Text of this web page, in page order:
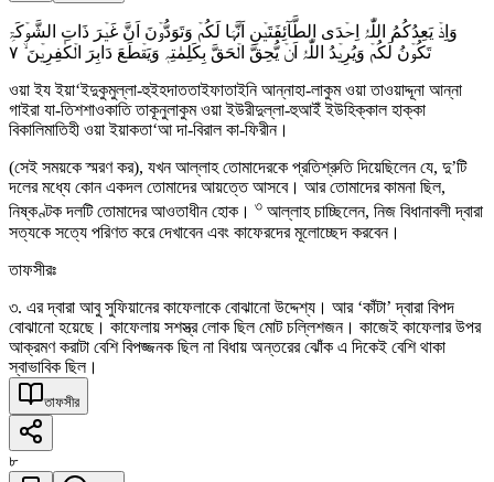
وَاِذۡ یَعِدُکُمُ اللّٰہُ اِحۡدَی الطَّآئِفَتَیۡنِ اَنَّہَا لَکُمۡ وَتَوَدُّوۡنَ اَنَّ غَیۡرَ ذَاتِ الشَّوۡکَۃِ
تَکُوۡنُ لَکُمۡ وَیُرِیۡدُ اللّٰہُ اَنۡ یُّحِقَّ الۡحَقَّ بِکَلِمٰتِہٖ وَیَقۡطَعَ دَابِرَ الۡکٰفِرِیۡنَ ۙ ٧
ওয়া ইয ইয়া‘ইদুকুমুল্লা-হুইহদাততাইফাতাইনি আন্নাহা-লাকুম ওয়া তাওয়াদ্দূনা আন্না
গাইরা যা-তিশশাওকাতি তাকূনুলাকুম ওয়া ইউরীদুল্লা-হুআইঁ ইউহিক্কাল হাক্কা
বিকালিমাতিহী ওয়া ইয়াকতা‘আ দা-বিরাল কা-ফিরীন।
(সেই সময়কে স্মরণ কর), যখন আল্লাহ তোমাদেরকে প্রতিশ্রুতি দিয়েছিলেন যে, দু’টি
দলের মধ্যে কোন একদল তোমাদের আয়ত্তে আসবে। আর তোমাদের কামনা ছিল,
নিষ্কণ্টক দলটি তোমাদের আওতাধীন হোক। ৩ আল্লাহ চাচ্ছিলেন, নিজ বিধানাবলী দ্বারা
সত্যকে সত্যে পরিণত করে দেখাবেন এবং কাফেরদের মূলোচ্ছেদ করবেন।
তাফসীরঃ
৩. এর দ্বারা আবু সুফিয়ানের কাফেলাকে বোঝানো উদ্দেশ্য। আর ‘কাঁটা’ দ্বারা বিপদ
বোঝানো হয়েছে। কাফেলায় সশস্ত্র লোক ছিল মোট চল্লিশজন। কাজেই কাফেলার উপর
আক্রমণ করাটা বেশি বিপজ্জনক ছিল না বিধায় অন্তরের ঝোঁক এ দিকেই বেশি থাকা
স্বাভাবিক ছিল।
তাফসীর
৮